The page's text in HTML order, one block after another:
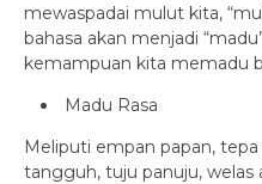
mewaspadai mulut kita,
bahasa akan menjadi
kemampuan kita memadu
Madu Rasa
Meliputi empan papan,
tangguh, tuju panuju, welas